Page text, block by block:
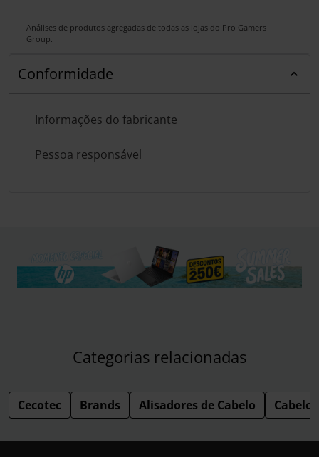
Análises de produtos agregadas de todas as lojas do Pro Gamers
Group.
Conformidade
Informações do fabricante
Pessoa responsável
Categorias relacionadas
Cecotec Brands Alisadores de Cabelo Cabelo